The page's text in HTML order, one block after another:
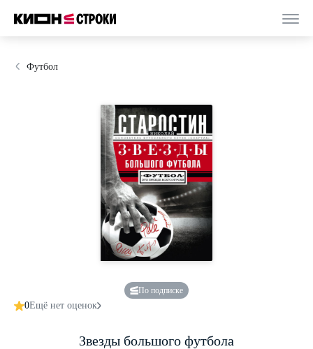
Футбол
По подписке
0Ещё нет оценок
Звезды большого футбола